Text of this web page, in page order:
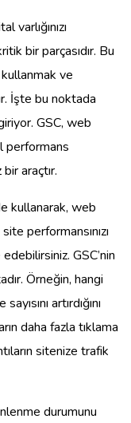
bir parçasıdır. Bu
kullanmak ve
İşte bu noktada
GSC, web
performans
araçtır.
kullanarak, web
performansınızı
GSC’nin
Örneğin, hangi
artırdığını
daha fazla tıklama
sitenize trafik
durumunu